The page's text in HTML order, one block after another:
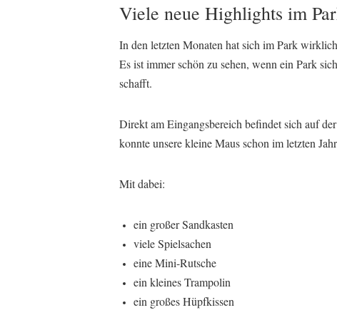
Viele neue Highlights im
In den letzten Monaten hat sich im Park
Es ist immer schön zu sehen, wenn ein Park
schafft.
Direkt am Eingangsbereich befindet sich auf
konnte unsere kleine Maus schon im letzten
Mit dabei:
ein großer Sandkasten
viele Spielsachen
eine Mini-Rutsche
ein kleines Trampolin
ein großes Hüpfkissen